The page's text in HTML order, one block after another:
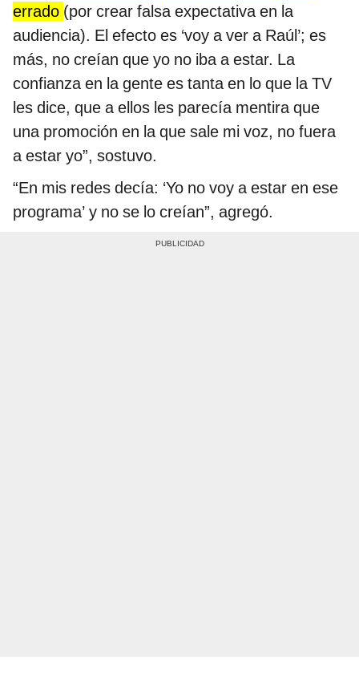
errado (por crear falsa expectativa en la
audiencia). El efecto es ‘voy a ver a Raúl’; es
más, no creían que yo no iba a estar. La
confianza en la gente es tanta en lo que la TV
les dice, que a ellos les parecía mentira que
una promoción en la que sale mi voz, no fuera
a estar yo”, sostuvo.
“En mis redes decía: ‘Yo no voy a estar en ese
programa’ y no se lo creían”, agregó.